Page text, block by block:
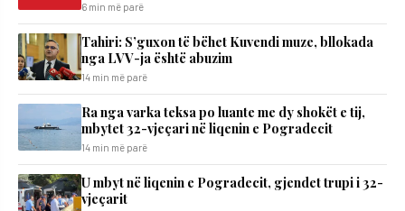
6 min më parë
Tahiri: S’guxon të bëhet Kuvendi muze, bllokada
nga LVV-ja është abuzim
14 min më parë
Ra nga varka teksa po luante me dy shokët e tij,
mbytet 32-vjeçari në liqenin e Pogradecit
14 min më parë
U mbyt në liqenin e Pogradecit, gjendet trupi i 32-
vjeçarit